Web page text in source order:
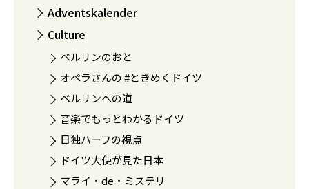
Adventskalender
Culture
ベルリンのおと
オペラさんの #ときめくドイツ
ベルリンへの道
音楽でもっとわかるドイツ
日独ハーフの視点
ドイツ大使が見た日本
マライ・de・ミステリ